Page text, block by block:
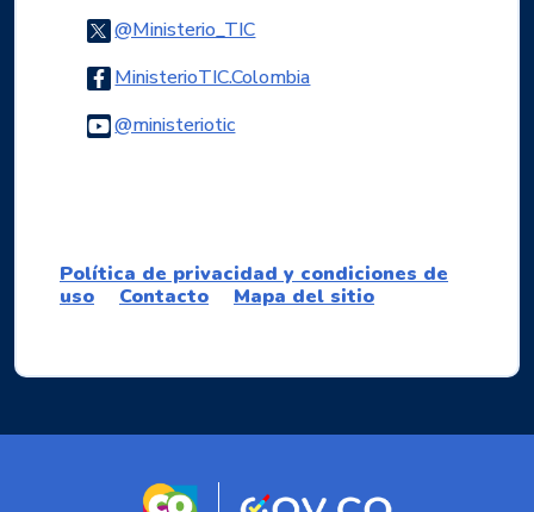
@Ministerio_TICLogo Twitter
MinisterioTIC.ColombiaLogo Facebook
@ministerioticLogo Youtube
Política de privacidad y condiciones de
uso
Contacto Mapa del sitio
Logo marca Colombia